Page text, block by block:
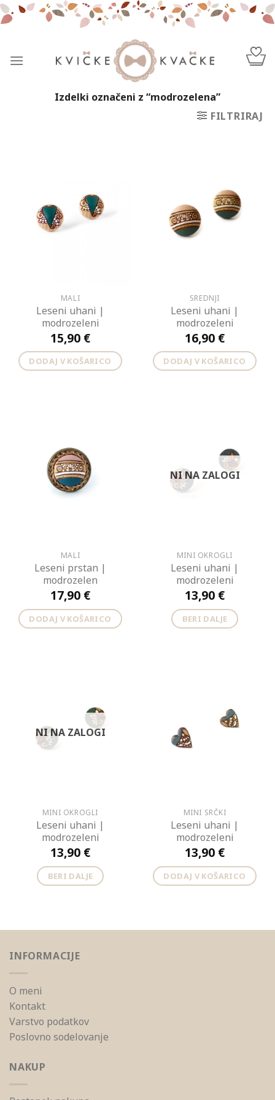
Skip
to
Izdelki označeni z “modrozelena”
FILTRIRAJ
MALI
Leseni uhani |
modrozeleni
15,90 €
DODAJ V KOŠARICO
SREDNJI
Leseni uhani |
modrozeleni
16,90 €
DODAJ V KOŠARICO
MALI
Leseni prstan |
modrozelen
17,90 €
DODAJ V KOŠARICO
NI NA ZALOGI
MINI OKROGLI
Leseni uhani |
modrozeleni
13,90 €
BERI DALJE
NI NA ZALOGI
MINI OKROGLI
Leseni uhani |
modrozeleni
13,90 €
BERI DALJE
MINI SRČKI
Leseni uhani |
modrozeleni
13,90 €
DODAJ V KOŠARICO
INFORMACIJE
O meni
Kontakt
Varstvo podatkov
Poslovno sodelovanje
NAKUP